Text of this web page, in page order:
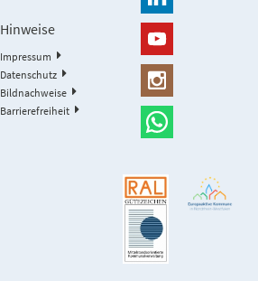
Hinweise
Impressum
Datenschutz
Bildnachweise
Barrierefreiheit